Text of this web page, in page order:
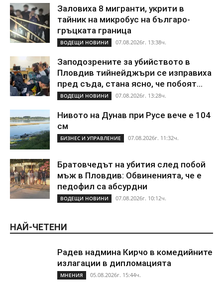
Заловиха 8 мигранти, укрити в
тайник на микробус на българо-
гръцката граница
ВОДЕЩИ НОВИНИ 07.08.2026г. 13:38ч.
Заподозрените за убийството в
Пловдив тийнейджъри се изправиха
пред съда, стана ясно, че побоят...
ВОДЕЩИ НОВИНИ 07.08.2026г. 13:28ч.
Нивото на Дунав при Русе вече е 104
см
БИЗНЕС И УПРАВЛЕНИЕ 07.08.2026г. 11:32ч.
Братовчедът на убития след побой
мъж в Пловдив: Обвиненията, че е
педофил са абсурдни
ВОДЕЩИ НОВИНИ 07.08.2026г. 10:12ч.
НАЙ-ЧЕТЕНИ
Радев надмина Кирчо в комедийните
излагации в дипломацията
МНЕНИЯ 05.08.2026г. 15:44ч.